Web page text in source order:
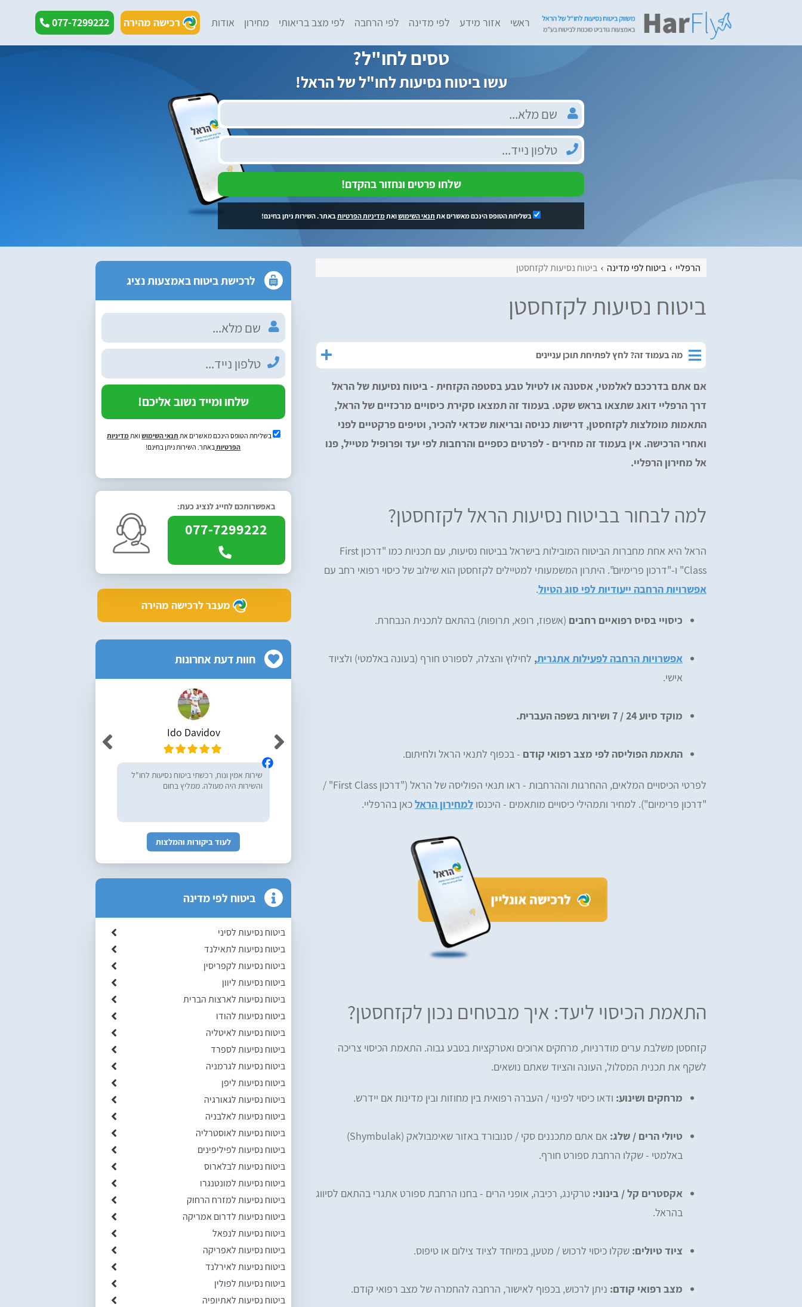
ראשי אזור מידע לפי מדינה לפי הרחבה לפי מצב בריאותי מחירון אודות רכישה מהירה 077-7299222
טסים לחו"ל?
עשו ביטוח נסיעות לחו"ל של הראל!
שלחו פרטים ונחזור בהקדם!
בשליחת הטופס הינכם מאשרים את תנאי השימושואת מדיניות הפרטיות באתר. השירות ניתן בחינם!
הרפליי ביטוח לפי מדינה ביטוח נסיעות לקזחסטן
ביטוח נסיעות לקזחסטן
מה בעמוד זה? לחץ לפתיחת תוכן עניינים
אם אתם בדרככם לאלמטי, אסטנה או לטיול טבע בסטפה הקזחית - ביטוח נסיעות של הראל
דרך הרפליי דואג שתצאו בראש שקט. בעמוד זה תמצאו סקירת כיסויים מרכזיים של הראל,
התאמות מומלצות לקזחסטן, דרישות כניסה ובריאות שכדאי להכיר, וטיפים פרקטיים לפני
ואחרי הרכישה. אין בעמוד זה מחירים - לפרטים כספיים והרחבות לפי יעד ופרופיל מטייל, פנו
אל מחירון הרפליי.
למה לבחור בביטוח נסיעות הראל לקזחסטן?
הראל היא אחת מחברות הביטוח המובילות בישראל בביטוח נסיעות, עם תכניות כמו "דרכון First
Class" ו-"דרכון פרימיום". היתרון המשמעותי למטיילים לקזחסטן הוא שילוב של כיסוי רפואי רחב עם
אפשרויות הרחבה ייעודיות לפי סוג הטיול.
כיסויי בסיס רפואיים רחבים (אשפוז, רופא, תרופות) בהתאם לתכנית הנבחרת.
אפשרויות הרחבה לפעילות אתגרית, לחילוץ והצלה, לספורט חורף (בעונה באלמטי) ולציוד
אישי.
מוקד סיוע 24 / 7 ושירות בשפה העברית.
התאמת הפוליסה לפי מצב רפואי קודם - בכפוף לתנאי הראל ולחיתום.
לפרטי הכיסויים המלאים, ההחרגות וההרחבות - ראו תנאי הפוליסה של הראל ("דרכון First Class" /
"דרכון פרימיום"). למחיר ותמהילי כיסויים מותאמים - היכנסו למחירון הראלכאן בהרפליי.
התאמת הכיסוי ליעד: איך מבטחים נכון לקזחסטן?
קזחסטן משלבת ערים מודרניות, מרחקים ארוכים ואטרקציות בטבע גבוה. התאמת הכיסוי צריכה
לשקף את תכנית המסלול, העונה והציוד שאתם נושאים.
מרחקים ושינוע: ודאו כיסוי לפינוי / העברה רפואית בין מחוזות ובין מדינות אם יידרש.
טיולי הרים / שלג:
אם אתם מתכננים סקי / סנובורד באזור שאימבולאק (Shymbulak)
באלמטי - שקלו הרחבת ספורט חורף.
אקסטרים קל / בינוני: טרקינג, רכיבה, אופני הרים - בחנו הרחבת ספורט אתגרי בהתאם לסיווג
בהראל.
ציוד טיולים: שקלו כיסוי לרכוש / מטען, במיוחד לציוד צילום או טיפוס.
מצב רפואי קודם: ניתן לרכוש, בכפוף לאישור, הרחבה להחמרה של מצב רפואי קודם.
לרכישת ביטוח באמצעות נציג
שלחו ומייד נשוב אליכם!
בשליחת הטופס הינכם מאשרים את תנאי השימושואת מדיניות
הפרטיות באתר. השירות ניתן בחינם!
באפשרותכם לחייג לנציג כעת:
077-7299222
מעבר לרכישה מהירה
חוות דעת אחרונות
Ido Davidov
שירות אמין ונוח, רכשתי ביטוח נסיעות לחו"ל
והשירות היה מעולה. ממליץ בחום
ושירותיים ברמה גבוה!
ומהיר
לחו״ל - שירות מעולה לאורך כל הדרך.
לעוד ביקורות והמלצות
ביטוח לפי מדינה
ביטוח נסיעות לסיני
ביטוח נסיעות לתאילנד
ביטוח נסיעות לקפריסין
ביטוח נסיעות ליוון
ביטוח נסיעות לארצות הברית
ביטוח נסיעות להודו
ביטוח נסיעות לאיטליה
ביטוח נסיעות לספרד
ביטוח נסיעות לגרמניה
ביטוח נסיעות ליפן
ביטוח נסיעות לגאורגיה
ביטוח נסיעות לאלבניה
ביטוח נסיעות לאוסטרליה
ביטוח נסיעות לפיליפינים
ביטוח נסיעות לבלארוס
ביטוח נסיעות למונטנגרו
ביטוח נסיעות למזרח הרחוק
ביטוח נסיעות לדרום אמריקה
ביטוח נסיעות לנפאל
ביטוח נסיעות לאפריקה
ביטוח נסיעות לאירלנד
ביטוח נסיעות לפולין
ביטוח נסיעות לאתיופיה